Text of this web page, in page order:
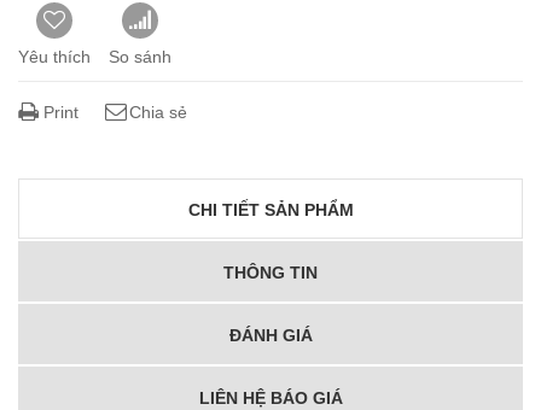
Yêu thích So sánh
Print Chia sẻ
CHI TIẾT SẢN PHẨM
THÔNG TIN
ĐÁNH GIÁ
LIÊN HỆ BÁO GIÁ